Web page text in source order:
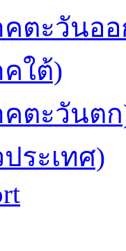
คตะวันอ
ใต้)
คตะวันต
ระเทศ)